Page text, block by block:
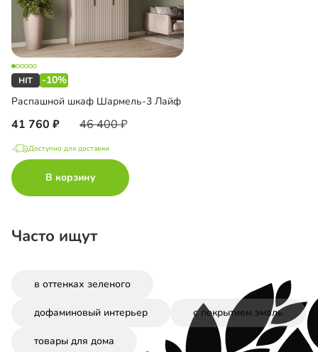
-10%
Распашной шкаф Шармель-3 Лайф
41 760 46 400
Доступно для доставки
В корзину
Часто ищут
в оттенках зеленого
дофаминовый интерьер с покрытием эмаль
товары для дома